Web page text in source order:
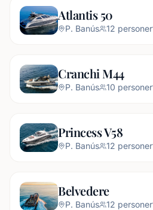
Atlantis 50
P. Banús 12 personer
Cranchi M44
P. Banús 10 personer
Princess V58
P. Banús 12 personer
Belvedere
P. Banús 12 personer